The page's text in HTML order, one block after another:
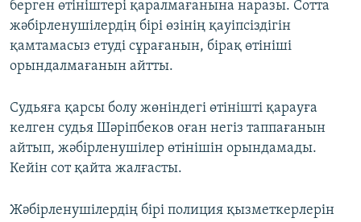
берген өтініштері қаралмағанына наразы. Сотта
жәбірленушілердің бірі өзінің қауіпсіздігін
қамтамасыз етуді сұрағанын, бірақ өтініші
орындалмағанын айтты.
Судьяға қарсы болу жөніндегі өтінішті қарауға
келген судья Шәріпбеков оған негіз таппағанын
айтып, жәбірленушілер өтінішін орындамады.
Кейін сот қайта жалғасты.
Жәбірленушілердің бірі полиция қызметкерлерін